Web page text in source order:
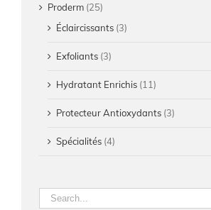
Proderm (25)
Éclaircissants (3)
Exfoliants (3)
Hydratant Enrichis (11)
Protecteur Antioxydants (3)
Spécialités (4)